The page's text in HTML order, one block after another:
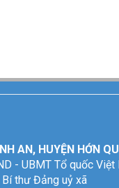
AN, HUYỆN HỚN
- UBMT Tổ quốc Việt
Bí thư Đảng uỷ xã